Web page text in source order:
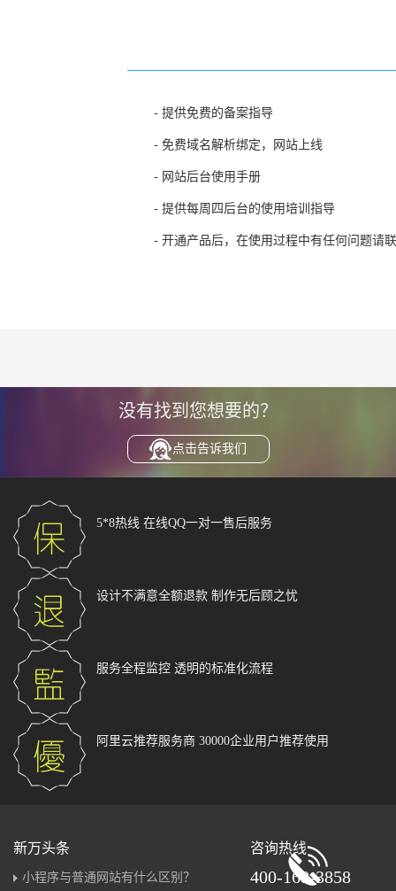
- 提供免费的备案指导
- 免费域名解析绑定，网站上线
- 网站后台使用手册
- 提供每周四后台的使用培训指导
- 开通产品后，在使用过程中有任何问题请
没有找到您想要的？
点击告诉我们
5*8热线 在线QQ一对一售后服务
设计不满意全额退款 制作无后顾之忧
服务全程监控 透明的标准化流程
阿里云推荐服务商 30000企业用户推荐使用
新万头条
小程序与普通网站有什么区别？
咨询热线
400-168-3858